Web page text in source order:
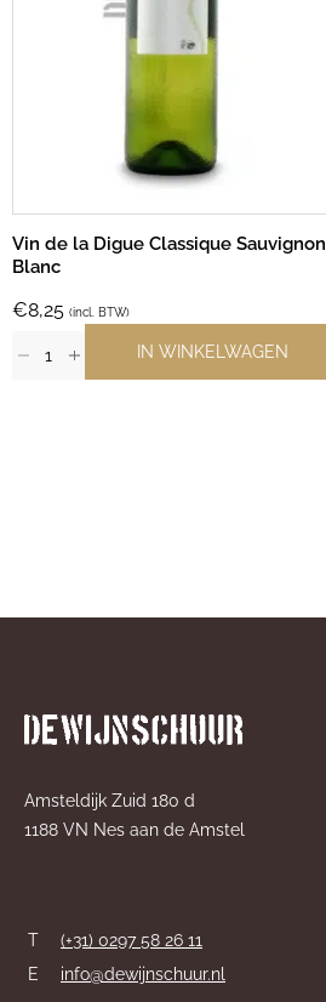
Vin de la Digue Classique Sauvignon
Blanc
€8,25 (incl. BTW)
IN WINKELWAGEN
Amsteldijk Zuid 180 d
1188 VN Nes aan de Amstel
T
(+31) 0297 58 26 11
E
info@dewijnschuur.nl